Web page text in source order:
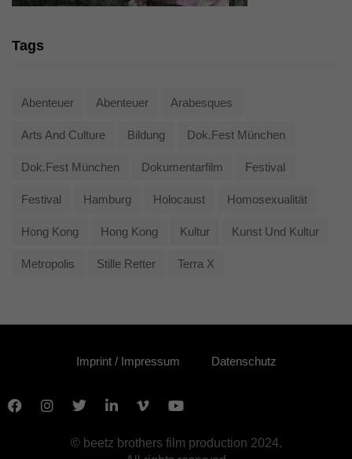
Tags
Abenteuer Abenteuer Arabesques
Arts And Culture Bildung Dok.fest München
Dok.fest München Dokumentarfilm Festival
Festival Hamburg Holocaust Homosexualität
Hong Kong Hong Kong Kultur Kunst Und Kultur
Metropolis Stille Retter Terra X
Imprint / Impressum Datenschutz
© beetz brothers film production 2024.